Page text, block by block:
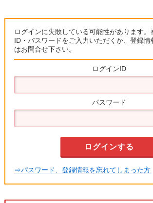
ログインに失敗している可能性があります。
ID・パスワードをご入力いただくか、登録情
はお問合せ下さい。
ログインID
パスワード
⇒パスワード、登録情報を忘れてしまった方